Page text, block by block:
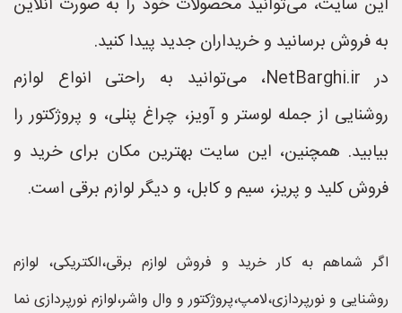
این سایت، می‌توانید محصولات خود را به صورت آنلاین
به فروش برسانید و خریداران جدید پیدا کنید.
در NetBarghi.ir، می‌توانید به راحتی انواع لوازم
روشنایی از جمله لوستر و آویز، چراغ پنلی، و پروژکتور را
بیابید. همچنین، این سایت بهترین مکان برای خرید و
فروش کلید و پریز، سیم و کابل، و دیگر لوازم برقی است.
اگر شماهم به کار خرید و فروش لوازم برقی،الکتریکی، لوازم
روشنایی و نورپردازی،لامپ،پروژکتور و وال واشر،لوازم نورپردازی نما